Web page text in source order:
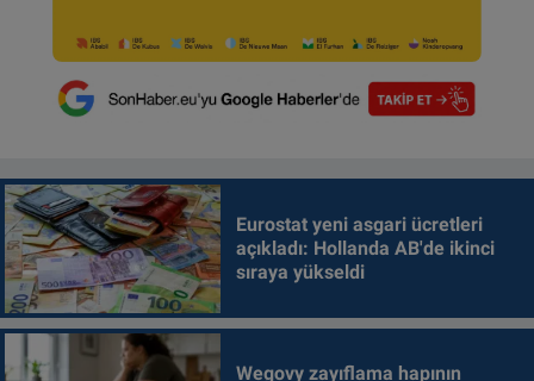
Eurostat yeni asgari ücretleri
açıkladı: Hollanda AB'de ikinci
sıraya yükseldi
Wegovy zayıflama hapının